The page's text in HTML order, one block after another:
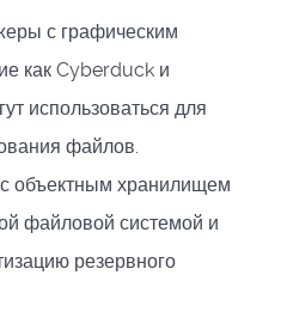
с графическим
как Cyberduck и
использоваться для
файлов.
объектным хранилищем
файловой системой и
резервного